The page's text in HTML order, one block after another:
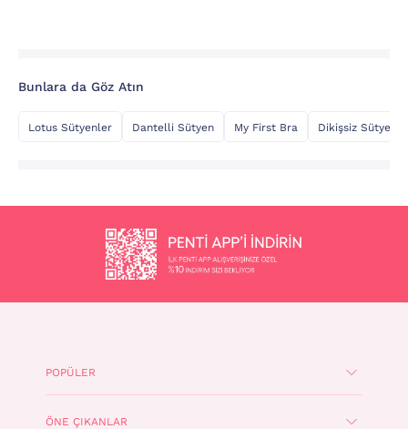
Bunlara da Göz Atın
Lotus Sütyenler Dantelli Sütyen My First Bra Dikişsiz Sütyen
POPÜLER
ÖNE ÇIKANLAR